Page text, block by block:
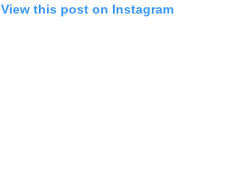
View this post on Instagram